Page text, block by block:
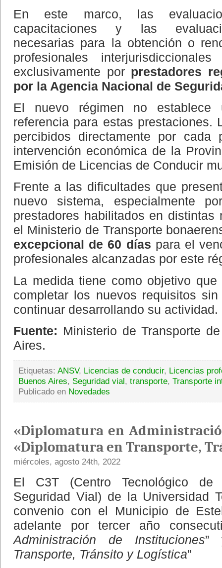
En este marco, las
capacitaciones y las
necesarias para la obtención o
profesionales
exclusivamente por prestadores
por la Agencia Nacional de
El nuevo régimen no establece
referencia para estas prestaciones.
percibidos directamente por cada
intervención económica de la
Emisión de Licencias de Conducir
Frente a las dificultades que
nuevo sistema, especialmente
prestadores habilitados en
el Ministerio de Transporte
excepcional de 60 días para el
profesionales alcanzadas por este
La medida tiene como objetivo
completar los nuevos requisitos
continuar desarrollando su actividad.
Fuente: Ministerio de Transporte
Aires.
Etiquetas: ANSV, Licencias de conducir, Licencias
Buenos Aires, Seguridad vial, transporte, Transporte
Publicado en Novedades
«Diplomatura en
«Diplomatura en Transporte,
miércoles, agosto 24th, 2022
El C3T (Centro Tecnológico de
Seguridad Vial) de la Universidad
convenio con el Municipio de
adelante por tercer año
Administración de Instituciones”
Transporte, Tránsito y Logística”